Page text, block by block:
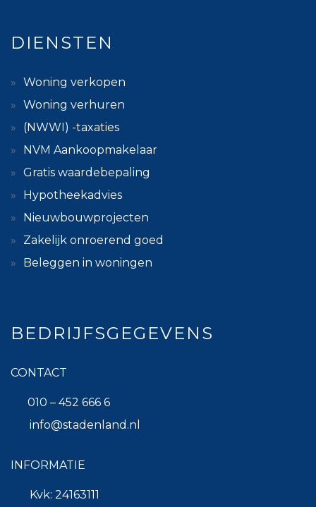
DIENSTEN
Woning verkopen
Woning verhuren
(NWWI) -taxaties
NVM Aankoopmakelaar
Gratis waardebepaling
Hypotheekadvies
Nieuwbouwprojecten
Zakelijk onroerend goed
Beleggen in woningen
BEDRIJFSGEGEVENS
CONTACT
010 – 452 666 6
info@stadenland.nl
INFORMATIE
Kvk: 24163111